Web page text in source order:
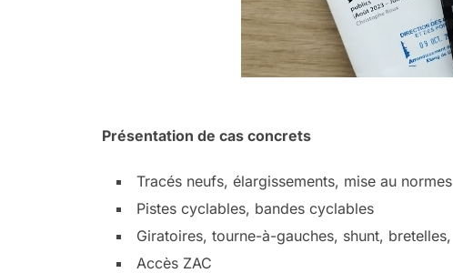
Présentation de cas concrets
Tracés neufs, élargissements, mise au normes
Pistes cyclables, bandes cyclables
Giratoires, tourne-à-gauches, shunt, bretelles,
Accès ZAC